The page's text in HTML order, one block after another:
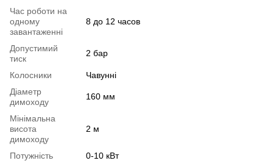
Час роботи на
одному
завантаженні
8 до 12 часов
Допустимий
тиск
2 бар
Колосники
Чавунні
Діаметр
димоходу
160 мм
Мінімальна
висота
димоходу
2 м
Потужність
0-10 кВт